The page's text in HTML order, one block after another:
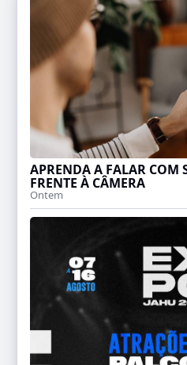
APRENDA A FALAR COM
FRENTE À CÂMERA
Ontem